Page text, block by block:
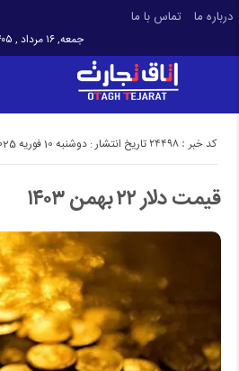
درباره ما تماس با ما
جمعه, ۱۶ مرداد , ۱۴۰۵
تاریخ انتشار : دوشنبه 10 فوریه 2025 - 14:02 کد خبر : 24498
قیمت دلار ۲۲ بهمن ۱۴۰۳